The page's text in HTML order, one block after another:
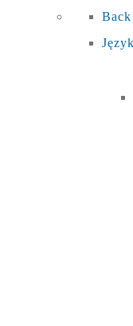
Back